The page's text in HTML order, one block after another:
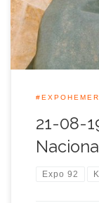
cuyo significado
21-08-
Expo 92